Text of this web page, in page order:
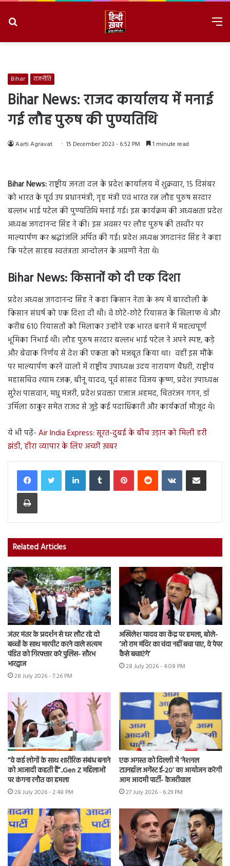
Bihar राजनीति
Bihar News: राजद कार्यालय में मनाई
गई लौह पुरुष की पुण्यतिथि
Aarti Agravat 15 December 2023 - 6:52 PM 1 minute read
Bihar News:राष्ट्रीय जनता दल के प्रदेश कार्यालय में शुक्रवार, 15 दिसंबर
को भारत के पूर्व उप प्रधानमंत्री, गृह मंत्री एवं भारत रत्न लौह पुरुष सरदार
बल्लभ भाई पटेल की पुण्यतिथि मनाई गई। इस कार्यक्रम की अध्यक्षता प्रदेश
अध्यक्ष जगदानन्द सिंह ने की। इस अवसर पर लौह पुरुष की तस्वीर पर
माल्यार्पण कर श्रद्धांजलि अर्पित की गई। प्रदेश अध्यक्ष जगदानंद सिंह ने कहा
कि पटेल साहब स्वतंत्रता आन्दोलन के अग्रणी नेता थे।
Bihar News:किसानों को दी एक दिशा
प्रदेश अध्यक्ष जगदानन्द सिंह ने कहा किसान नेता के रूप में बारदोली के
किसान संघर्ष को एक दिशा दी थी। वे छोटे-छोटे रियासत के खिलाफ थे और
करीब 610 रियासतों को मिलाकर उन्होंने एक भारत बनाने में महत्वपूर्ण
भूमिका निभाई थी। लौह पुरुष सरदार बल्लभ भाई पटेल ने अपने स्पष्ट, कड़े
और बेवाक निर्णय से देश की एकता को मजबूत किया था। वहीं इस मौंके
पर माल्यार्पण करने वालों में राष्ट्रीय उपाध्यक्ष उदय नारायण चैधरी, राष्ट्रीय
महासचिव श्याम रजक, बीनू यादव, पूर्व सांसद विजय कृष्ण, प्रदेश उपाध्यक्ष
सुरेश पासवान, मधु मंजरी, प्रदेश प्रवक्ता एजाज अहमद, चितरंजन गगन, डॉ
उर्मिला ठाकुर समेत राजद से जुड़े कई पदाधिकारी और कार्यकर्ता मौजूद थे।
ये भी पढ़ें- Air India Express: सूरत-दुबई के बीच उड़ान को मिली हरी
झंडी, हीरा व्यापार के लिए अच्छी ख़बर
LinkedInTumblr PinterestReddit VKontakteShare via Email
Print
Related Articles
जंतर मंतर के प्रदर्शन से घर लौट रहे दो
बच्चों के साथ मारपीट करने वाले सत्यम
पंडित को गिरफ्तार करे पुलिस- सौरभ
भारद्वाज
28 July 2026 - 7:26 PM
अखिलेश यादव का केंद्र पर हमला, बोले-
‘जो राम मंदिर का चंदा नहीं बचा पाए, वे पेपर
कैसे बचाएंगे’
28 July 2026 - 4:08 PM
“वे कई लोगों के साथ शारीरिक संबंध बनाने
को आजादी कहती हैं”..Gen Z महिलाओं
पर कंगना रनौत का हमला
28 July 2026 - 2:48 PM
एक अगस्त को दिल्ली में ‘नेशनल
टाउनहॉल अगेंस्ट ई-20’ का आयोजन करेगी
आम आदमी पार्टी- केजरीवाल
27 July 2026 - 6:29 PM